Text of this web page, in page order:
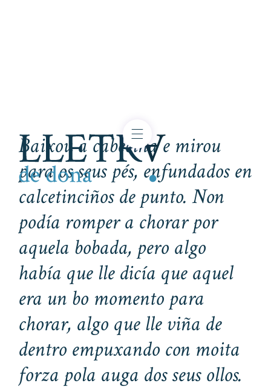
Baixou a cabeciña e mirou
para os seus pés, enfundados en
calcetinciños de punto. Non
podía romper a chorar por
aquela bobada, pero algo
había que lle dicía que aquel
era un bo momento para
chorar, algo que lle viña de
dentro empuxando con moita
forza pola auga dos seus ollos.